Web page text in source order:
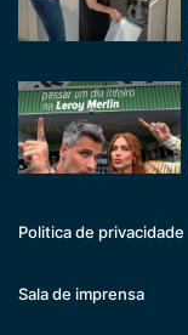
Politica de privacidade
Sala de imprensa